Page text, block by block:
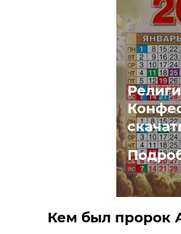
Кем был пророк